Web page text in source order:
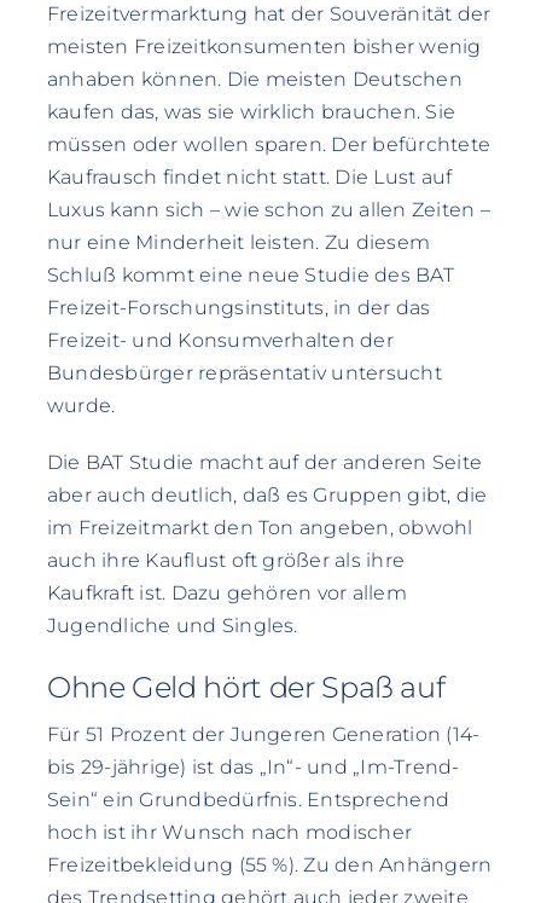
Freizeitvermarktung hat der Souveränität der
meisten Freizeitkonsumenten bisher wenig
anhaben können. Die meisten Deutschen
kaufen das, was sie wirklich brauchen. Sie
müssen oder wollen sparen. Der befürchtete
Kaufrausch findet nicht statt. Die Lust auf
Luxus kann sich – wie schon zu allen Zeiten –
nur eine Minderheit leisten. Zu diesem
Schluß kommt eine neue Studie des BAT
Freizeit-Forschungsinstituts, in der das
Freizeit- und Konsumverhalten der
Bundesbürger repräsentativ untersucht
wurde.
Die BAT Studie macht auf der anderen Seite
aber auch deutlich, daß es Gruppen gibt, die
im Freizeitmarkt den Ton angeben, obwohl
auch ihre Kauflust oft größer als ihre
Kaufkraft ist. Dazu gehören vor allem
Jugendliche und Singles.
Ohne Geld hört der Spaß auf
Für 51 Prozent der Jungeren Generation (14-
bis 29-jährige) ist das „In“- und „Im-Trend-
Sein“ ein Grundbedürfnis. Entsprechend
hoch ist ihr Wunsch nach modischer
Freizeitbekleidung (55 %). Zu den Anhängern
des Trendsetting gehört auch jeder zweite